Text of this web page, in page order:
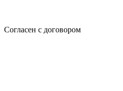
Согласен с договором